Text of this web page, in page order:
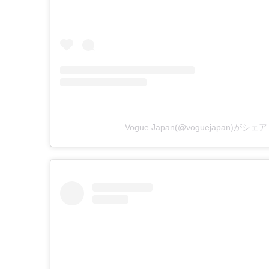
Vogue Japan(@voguejapan)がシェア